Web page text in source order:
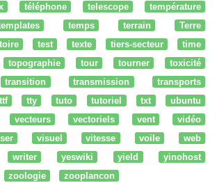
téléphone telescope
température
temps terrain
Terre
test texte tiers-secteur
time
topographie tour tourner
toxicité
transition transmission
transports
ttf tty tuto tutoriel txt
ubuntu
vecteurs vectoriels vent
vidéo
visuel vitesse voile
web
writer yeswiki yield
yinohost
zoologie zooplancon